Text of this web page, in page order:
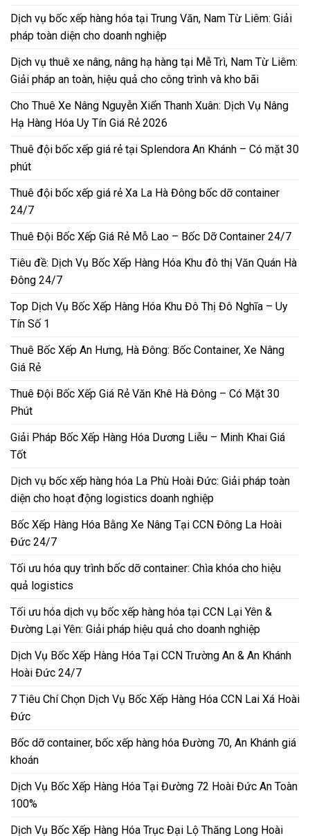
Dịch vụ bốc xếp hàng hóa tại Trung Văn, Nam Từ Liêm: Giải
pháp toàn diện cho doanh nghiệp
Dịch vụ thuê xe nâng, nâng hạ hàng tại Mễ Trì, Nam Từ Liêm:
Giải pháp an toàn, hiệu quả cho công trình và kho bãi
Cho Thuê Xe Nâng Nguyễn Xiển Thanh Xuân: Dịch Vụ Nâng
Hạ Hàng Hóa Uy Tín Giá Rẻ 2026
Thuê đội bốc xếp giá rẻ tại Splendora An Khánh – Có mặt 30
phút
Thuê đội bốc xếp giá rẻ Xa La Hà Đông bốc dỡ container
24/7
Thuê Đội Bốc Xếp Giá Rẻ Mỗ Lao – Bốc Dỡ Container 24/7
Tiêu đề: Dịch Vụ Bốc Xếp Hàng Hóa Khu đô thị Văn Quán Hà
Đông 24/7
Top Dịch Vụ Bốc Xếp Hàng Hóa Khu Đô Thị Đô Nghĩa – Uy
Tín Số 1
Thuê Bốc Xếp An Hưng, Hà Đông: Bốc Container, Xe Nâng
Giá Rẻ
Thuê Đội Bốc Xếp Giá Rẻ Văn Khê Hà Đông – Có Mặt 30
Phút
Giải Pháp Bốc Xếp Hàng Hóa Dương Liễu – Minh Khai Giá
Tốt
Dịch vụ bốc xếp hàng hóa La Phù Hoài Đức: Giải pháp toàn
diện cho hoạt động logistics doanh nghiệp
Bốc Xếp Hàng Hóa Bằng Xe Nâng Tại CCN Đông La Hoài
Đức 24/7
Tối ưu hóa quy trình bốc dỡ container: Chìa khóa cho hiệu
quả logistics
Tối ưu hóa dịch vụ bốc xếp hàng hóa tại CCN Lại Yên &
Đường Lại Yên: Giải pháp hiệu quả cho doanh nghiệp
Dịch Vụ Bốc Xếp Hàng Hóa Tại CCN Trường An & An Khánh
Hoài Đức 24/7
7 Tiêu Chí Chọn Dịch Vụ Bốc Xếp Hàng Hóa CCN Lai Xá Hoài
Đức
Bốc dỡ container, bốc xếp hàng hóa Đường 70, An Khánh giá
khoán
Dịch Vụ Bốc Xếp Hàng Hóa Tại Đường 72 Hoài Đức An Toàn
100%
Dịch Vụ Bốc Xếp Hàng Hóa Trục Đại Lộ Thăng Long Hoài